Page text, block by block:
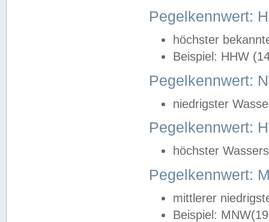
Pegelkennwert:
höchster
Beispiel: HHW
Pegelkennwert:
niedrigster
Pegelkennwert:
höchster
Pegelkennwert:
mittlerer
Beispiel: